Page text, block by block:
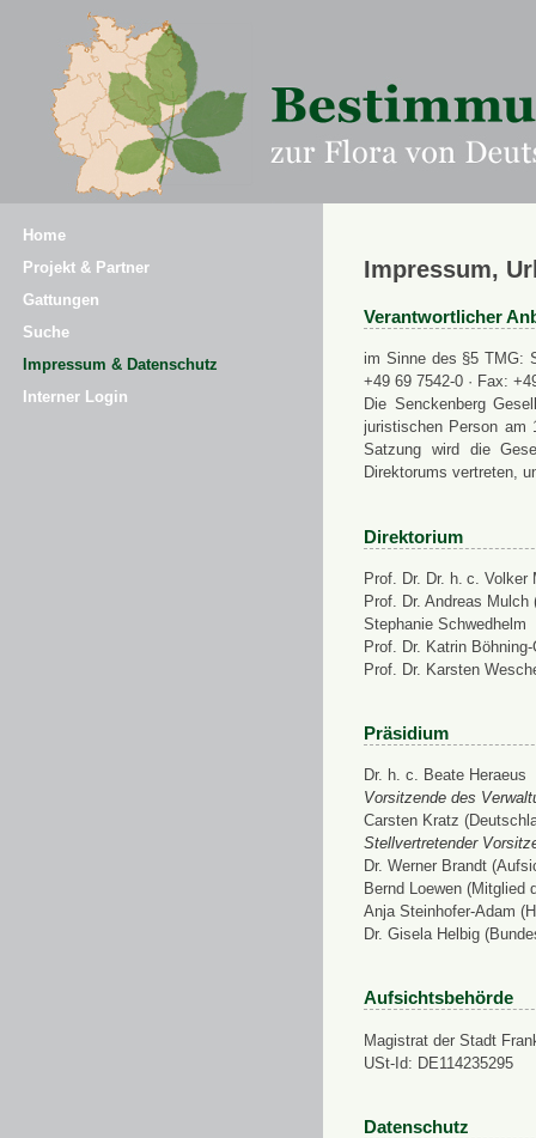
Home
Projekt & Partner
Gattungen
Suche
Impressum & Datenschutz
Interner Login
Impressum,
Verantwortlicher
im Sinne des §5 TMG:
+49 69 7542-0 · Fax:
Die Senckenberg
juristischen Person am
Satzung wird die
Direktorums vertreten,
Direktorium
Prof. Dr. Dr. h. c. Volker
Prof. Dr. Andreas
Stephanie Schwedhelm
Prof. Dr. Katrin
Prof. Dr. Karsten
Präsidium
Dr. h. c. Beate Heraeus
Vorsitzende des
Carsten Kratz
Stellvertretender
Dr. Werner Brandt
Bernd Loewen (Mitglied
Anja Steinhofer-Adam
Dr. Gisela Helbig
Aufsichtsbehörde
Magistrat der Stadt
USt-Id: DE114235295
Datenschutz